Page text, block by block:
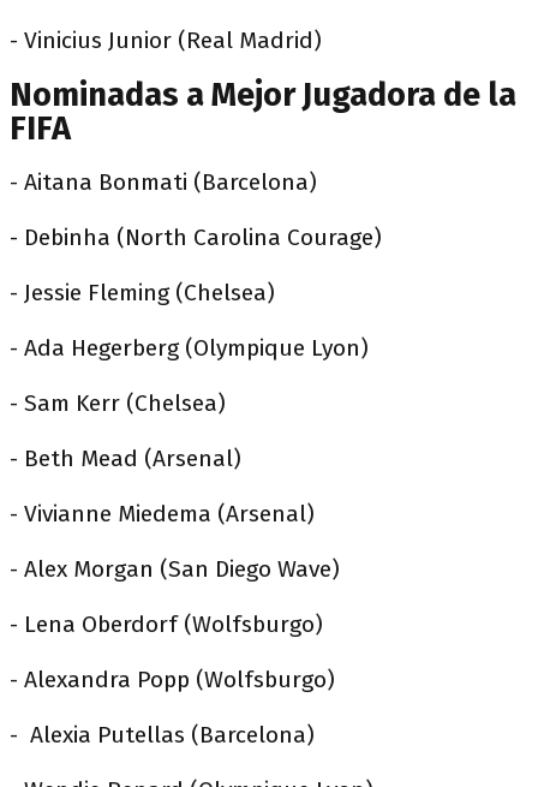
- Vinicius Junior (Real Madrid)
Nominadas a Mejor Jugadora de la
FIFA
- Aitana Bonmati (Barcelona)
- Debinha (North Carolina Courage)
- Jessie Fleming (Chelsea)
- Ada Hegerberg (Olympique Lyon)
- Sam Kerr (Chelsea)
- Beth Mead (Arsenal)
- Vivianne Miedema (Arsenal)
- Alex Morgan (San Diego Wave)
- Lena Oberdorf (Wolfsburgo)
- Alexandra Popp (Wolfsburgo)
- Alexia Putellas (Barcelona)